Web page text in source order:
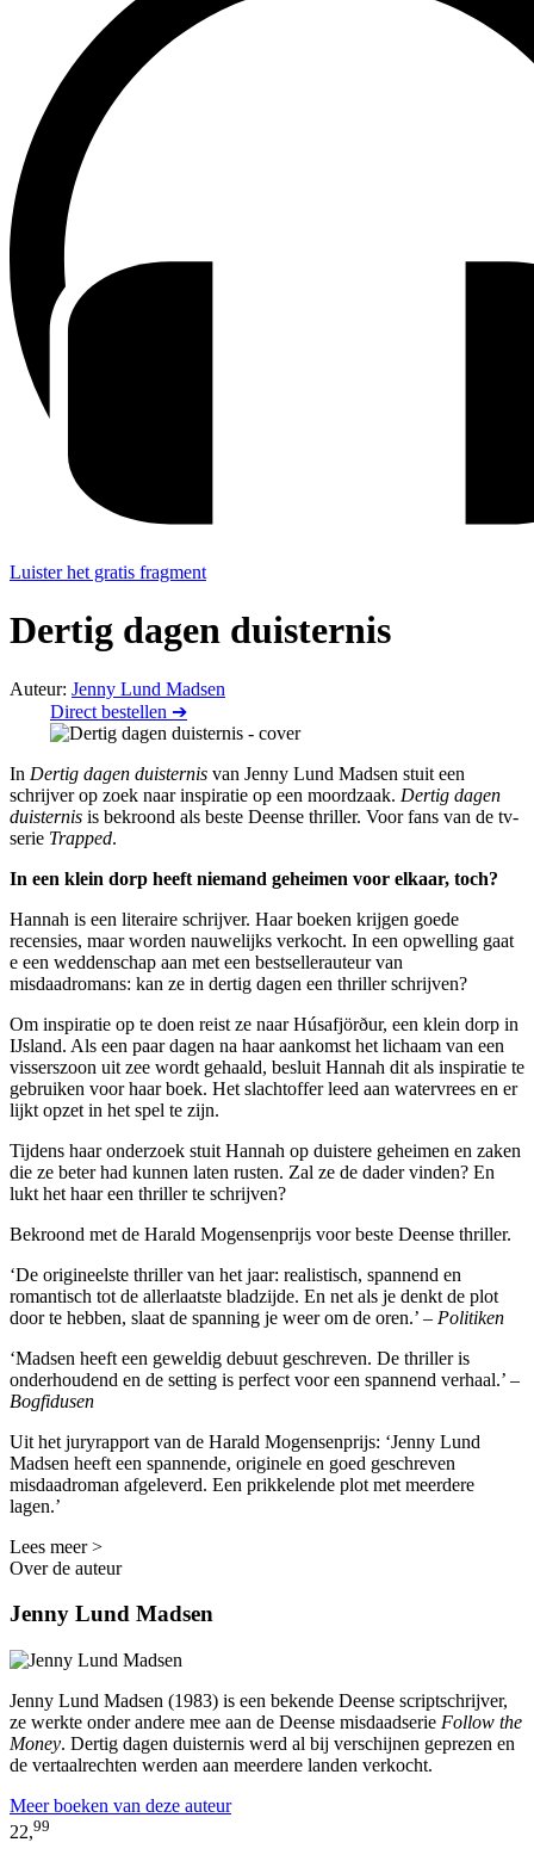
Luister het gratis fragment
Dertig dagen duisternis
Auteur: Jenny Lund Madsen
Direct bestellen ➔
In Dertig dagen duisternis van Jenny Lund Madsen stuit een
schrijver op zoek naar inspiratie op een moordzaak. Dertig dagen
duisternis is bekroond als beste Deense thriller. Voor fans van de tv-
serie Trapped.
In een klein dorp heeft niemand geheimen voor elkaar, toch?
Hannah is een literaire schrijver. Haar boeken krijgen goede
recensies, maar worden nauwelijks verkocht. In een opwelling gaat
e een weddenschap aan met een bestsellerauteur van
misdaadromans: kan ze in dertig dagen een thriller schrijven?
Om inspiratie op te doen reist ze naar Húsafjörður, een klein dorp in
IJsland. Als een paar dagen na haar aankomst het lichaam van een
visserszoon uit zee wordt gehaald, besluit Hannah dit als inspiratie te
gebruiken voor haar boek. Het slachtoffer leed aan watervrees en er
lijkt opzet in het spel te zijn.
Tijdens haar onderzoek stuit Hannah op duistere geheimen en zaken
die ze beter had kunnen laten rusten. Zal ze de dader vinden? En
lukt het haar een thriller te schrijven?
Bekroond met de Harald Mogensenprijs voor beste Deense thriller.
‘De origineelste thriller van het jaar: realistisch, spannend en
romantisch tot de allerlaatste bladzijde. En net als je denkt de plot
door te hebben, slaat de spanning je weer om de oren.’ – Politiken
‘Madsen heeft een geweldig debuut geschreven. De thriller is
onderhoudend en de setting is perfect voor een spannend verhaal.’ –
Bogfidusen
Uit het juryrapport van de Harald Mogensenprijs: ‘Jenny Lund
Madsen heeft een spannende, originele en goed geschreven
misdaadroman afgeleverd. Een prikkelende plot met meerdere
lagen.’
Lees meer >
Over de auteur
Jenny Lund Madsen
Jenny Lund Madsen (1983) is een bekende Deense scriptschrijver,
ze werkte onder andere mee aan de Deense misdaadserie Follow the
Money. Dertig dagen duisternis werd al bij verschijnen geprezen en
de vertaalrechten werden aan meerdere landen verkocht.
Meer boeken van deze auteur
22,99